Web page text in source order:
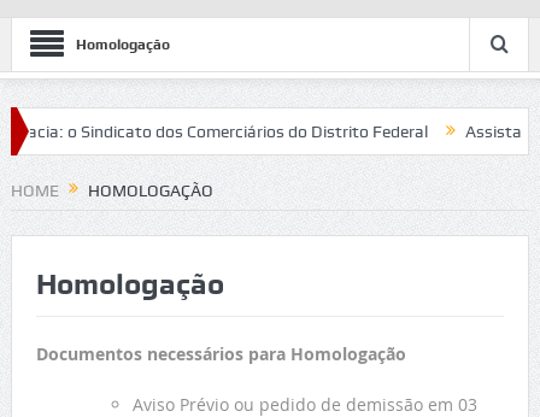
Homologação
o Sindicato dos Comerciários do Distrito Federal Assista ao
e reforça combate ao assédio eleitoral no trabalho
HOME HOMOLOGAÇÃO
Homologação
Documentos necessários para Homologação
Aviso Prévio ou pedido de demissão em 03